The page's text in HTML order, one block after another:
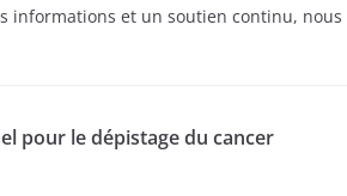
informations et un soutien continu,
pour le dépistage du cancer